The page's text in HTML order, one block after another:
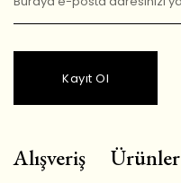
Kayıt Ol
Alışveriş Ürünler